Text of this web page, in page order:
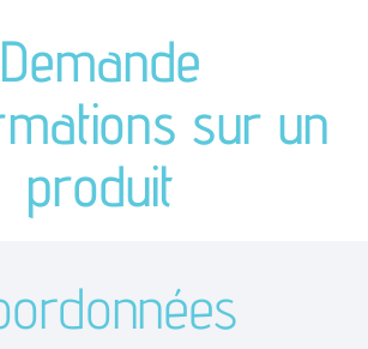
Demande
sur un
produit